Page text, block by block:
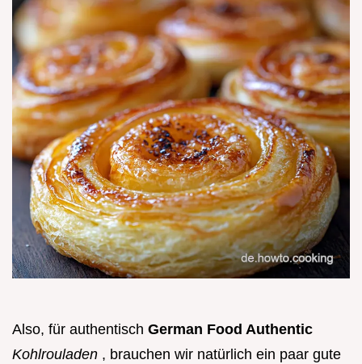
Also, für authentisch German Food Authentic
Kohlrouladen , brauchen wir natürlich ein paar gute